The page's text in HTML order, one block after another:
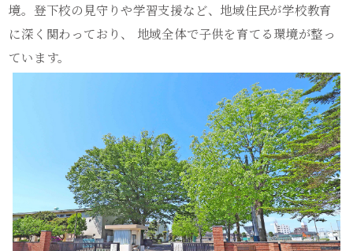
境。登下校の見守りや学習支援など、地域住民が学校教育
に深く関わっており、 地域全体で子供を育てる環境が整っ
ています。